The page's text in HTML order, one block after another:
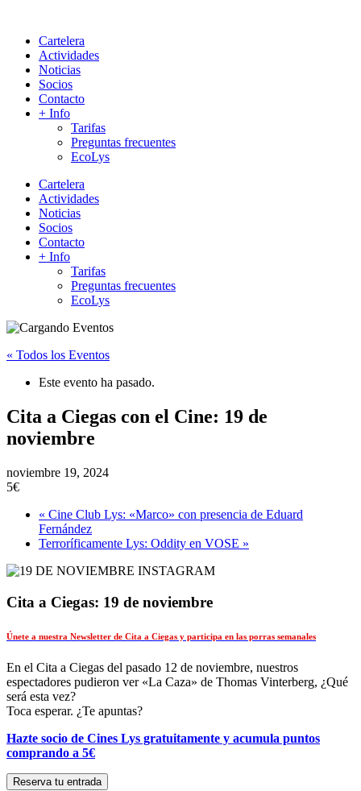
Cartelera
Actividades
Noticias
Socios
Contacto
+ Info
Tarifas
Preguntas frecuentes
EcoLys
Cartelera
Actividades
Noticias
Socios
Contacto
+ Info
Tarifas
Preguntas frecuentes
EcoLys
« Todos los Eventos
Este evento ha pasado.
Cita a Ciegas con el Cine: 19 de
noviembre
noviembre 19, 2024
5€
« Cine Club Lys: «Marco» con presencia de Eduard
Fernández
Terroríficamente Lys: Oddity en VOSE »
Cita a Ciegas: 19 de noviembre
Únete a nuestra Newsletter de Cita a Ciegas y participa en las porras semanales
En el Cita a Ciegas del pasado 12 de noviembre, nuestros
espectadores pudieron ver «La Caza» de Thomas Vinterberg, ¿Qué
será esta vez?
Toca esperar. ¿Te apuntas?
Hazte socio de Cines Lys gratuitamente y acumula puntos
comprando a 5€
Reserva tu entrada